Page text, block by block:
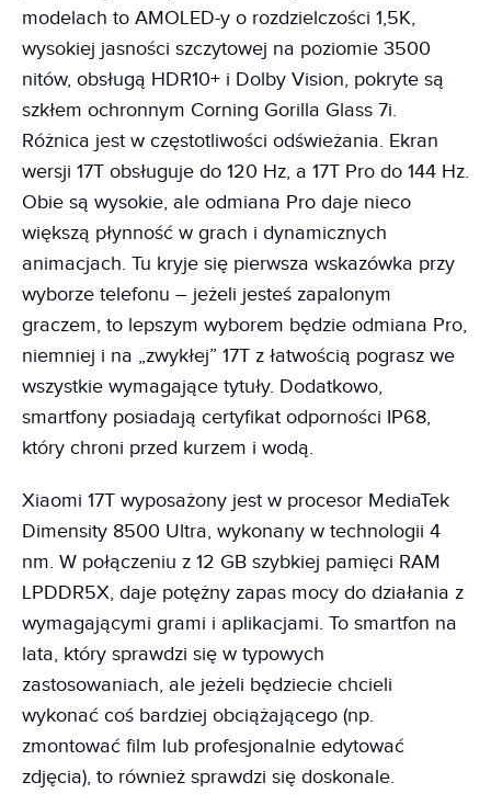
modelach to AMOLED-y o rozdzielczości 1,5K,
wysokiej jasności szczytowej na poziomie 3500
nitów, obsługą HDR10+ i Dolby Vision, pokryte są
szkłem ochronnym Corning Gorilla Glass 7i.
Różnica jest w częstotliwości odświeżania. Ekran
wersji 17T obsługuje do 120 Hz, a 17T Pro do 144 Hz.
Obie są wysokie, ale odmiana Pro daje nieco
większą płynność w grach i dynamicznych
animacjach. Tu kryje się pierwsza wskazówka przy
wyborze telefonu – jeżeli jesteś zapalonym
graczem, to lepszym wyborem będzie odmiana Pro,
niemniej i na „zwykłej” 17T z łatwością pograsz we
wszystkie wymagające tytuły. Dodatkowo,
smartfony posiadają certyfikat odporności IP68,
który chroni przed kurzem i wodą.
Xiaomi 17T wyposażony jest w procesor MediaTek
Dimensity 8500 Ultra, wykonany w technologii 4
nm. W połączeniu z 12 GB szybkiej pamięci RAM
LPDDR5X, daje potężny zapas mocy do działania z
wymagającymi grami i aplikacjami. To smartfon na
lata, który sprawdzi się w typowych
zastosowaniach, ale jeżeli będziecie chcieli
wykonać coś bardziej obciążającego (np.
zmontować film lub profesjonalnie edytować
zdjęcia), to również sprawdzi się doskonale.